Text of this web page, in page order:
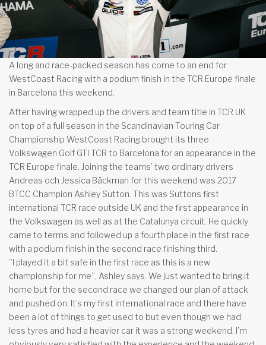
A long and race-packed season has come to an end for
WestCoast Racing with a podium finish in the TCR Europe finale
in Barcelona this weekend.
After having wrapped up the drivers and team title in TCR UK
on top of a full season in the Scandinavian Touring Car
Championship WestCoast Racing brought its three
Volkswagen Golf GTI TCR to Barcelona for an appearance in the
TCR Europe finale. Joining the teams’ two ordinary drivers
Andreas och Jessica Bäckman for this weekend was 2017
BTCC Champion Ashley Sutton. This was Suttons first
international TCR race outside UK and the first appearance in
the Volkswagen as well as at the Catalunya circuit. He quickly
came to terms and followed up a fourth place in the first race
with a podium finish in the second race finishing third.
”I played it a bit safe in the first race as this is a new
championship for me”, Ashley says. We just wanted to bring it
home but for the second race we changed our plan of attack
and pushed on. It’s my first international race and there have
been a lot of things to get used to but even though we had
less tyres and had a heavier car it was a strong weekend. I’m